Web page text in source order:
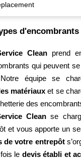
Clean prend
qui peuvent
équipe se
matériauxet se
des
Clean se
et vous apporte un
de votre entrepôt
le devis établi et